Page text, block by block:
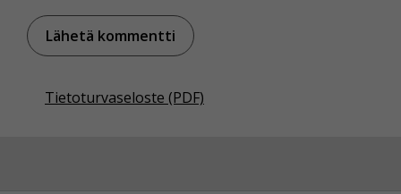
Tietoturvaseloste (PDF)